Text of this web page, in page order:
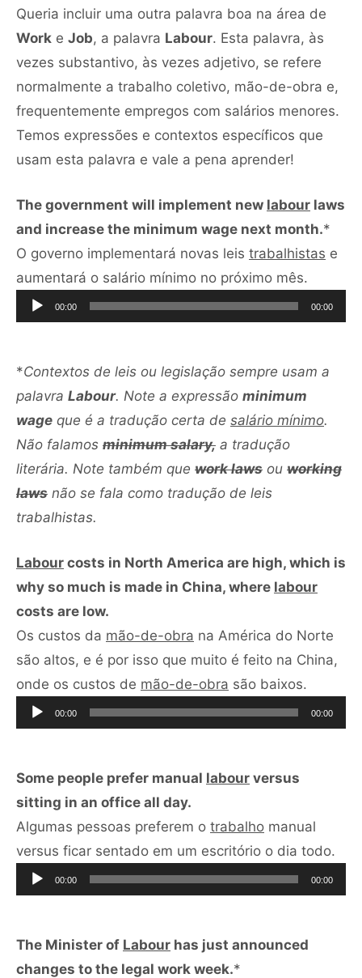
Queria incluir uma outra palavra boa na área de
Work e Job, a palavra Labour. Esta palavra, às
vezes substantivo, às vezes adjetivo, se refere
normalmente a trabalho coletivo, mão-de-obra e,
frequentemente empregos com salários menores.
Temos expressões e contextos específicos que
usam esta palavra e vale a pena aprender!
The government will implement new labour laws
and increase the minimum wage next month.*
O governo implementará novas leis trabalhistas e
aumentará o salário mínimo no próximo mês.
de
áudio
00:00 00:00
*Contextos de leis ou legislação sempre usam a
palavra Labour. Note a expressão minimum
wage que é a tradução certa de salário mínimo.
Não falamos minimum salary, a tradução
literária. Note também que work laws ou working
laws não se fala como tradução de leis
trabalhistas.
Labour costs in North America are high, which is
why so much is made in China, where labour
costs are low.
Os custos da mão-de-obra na América do Norte
são altos, e é por isso que muito é feito na China,
onde os custos de mão-de-obra são baixos.
de
áudio
00:00 00:00
Some people prefer manual labour versus
sitting in an office all day.
Algumas pessoas preferem o trabalho manual
versus ficar sentado em um escritório o dia todo.
00:00 00:00
The Minister of Labour has just announced
changes to the legal work week.*